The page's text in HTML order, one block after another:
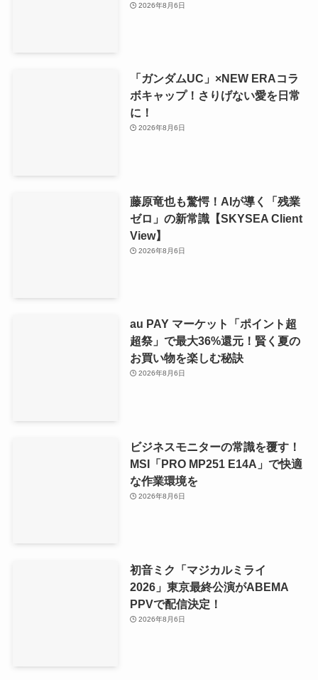
2026年8月6日
「ガンダムUC」×NEW ERAコラ
ボキャップ！さりげない愛を日常
に！
2026年8月6日
藤原竜也も驚愕！AIが導く「残業
ゼロ」の新常識【SKYSEA Client
View】
2026年8月6日
au PAY マーケット「ポイント超
超祭」で最大36%還元！賢く夏の
お買い物を楽しむ秘訣
2026年8月6日
ビジネスモニターの常識を覆す！
MSI「PRO MP251 E14A」で快適
な作業環境を
2026年8月6日
初音ミク「マジカルミライ
2026」東京最終公演がABEMA
PPVで配信決定！
2026年8月6日